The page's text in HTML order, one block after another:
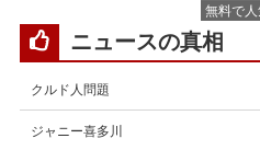
無料で
ニュースの真相
クルド人問題
ジャニー喜多川